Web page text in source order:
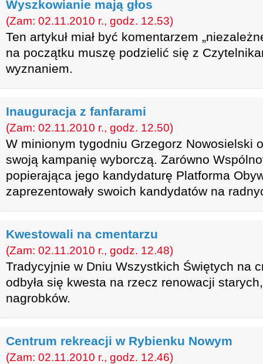
Wyszkowianie mają głos
(Zam: 02.11.2010 r., godz. 12.53)
Ten artykuł miał być komentarzem
na początku muszę podzielić się z
wyznaniem.
Inauguracja z fanfarami
(Zam: 02.11.2010 r., godz. 12.50)
W minionym tygodniu Grzegorz Nowosielski
swoją kampanię wyborczą. Zarówno
popierająca jego kandydaturę Platforma
zaprezentowały swoich kandydatów na
Kwestowali na cmentarzu
(Zam: 02.11.2010 r., godz. 12.48)
Tradycyjnie w Dniu Wszystkich Świętych na
odbyła się kwesta na rzecz renowacji
nagrobków.
Centrum rekreacji w Rybienku Nowym
(Zam: 02.11.2010 r., godz. 12.46)